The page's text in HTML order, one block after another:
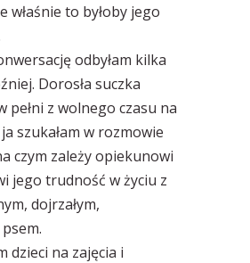
właśnie to byłoby jego
odbyłam kilka
Dorosła suczka
pełni z wolnego czasu na
szukałam w rozmowie
czym zależy opiekunowi
jego trudność w życiu z
dojrzałym,
dzieci na zajęcia i